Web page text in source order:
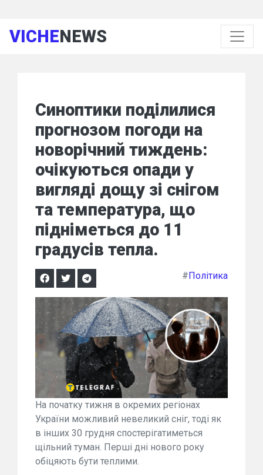
VICHENEWS
Синоптики поділилися
прогнозом погоди на
новорічний тиждень:
очікуються опади у
вигляді дощу зі снігом
та температура, що
підніметься до 11
градусів тепла.
#Політика
На початку тижня в окремих регіонах
України можливий невеликий сніг, тоді як
в інших 30 грудня спостерігатиметься
щільний туман. Перші дні нового року
обіцяють бути теплими.